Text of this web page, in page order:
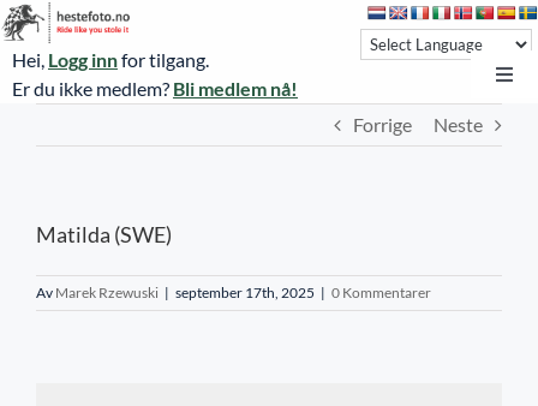
Skip
to
content
Hei, Logg innfor tilgang.
Er du ikke medlem? Bli medlem nå!
Øvrevoll treningsdager
NoARK
Forrige Neste
Matilda (SWE)
Av Marek Rzewuski | september 17th, 2025 | 0 Kommentarer